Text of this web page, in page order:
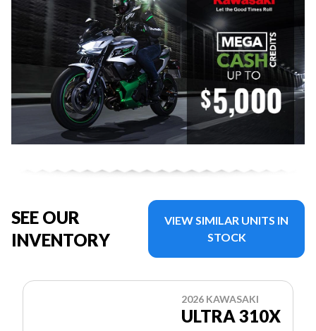
SEE OUR
INVENTORY
VIEW SIMILAR UNITS IN
STOCK
2026 KAWASAKI
ULTRA 310X